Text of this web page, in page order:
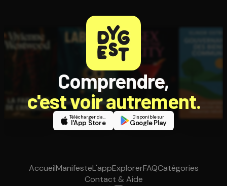
Comprendre,
c'est voir autrement.
Télécharger dans
l'App Store
Disponible sur
Google Play
AccueilManifesteL'appExplorerFAQCatégories
Contact & Aide